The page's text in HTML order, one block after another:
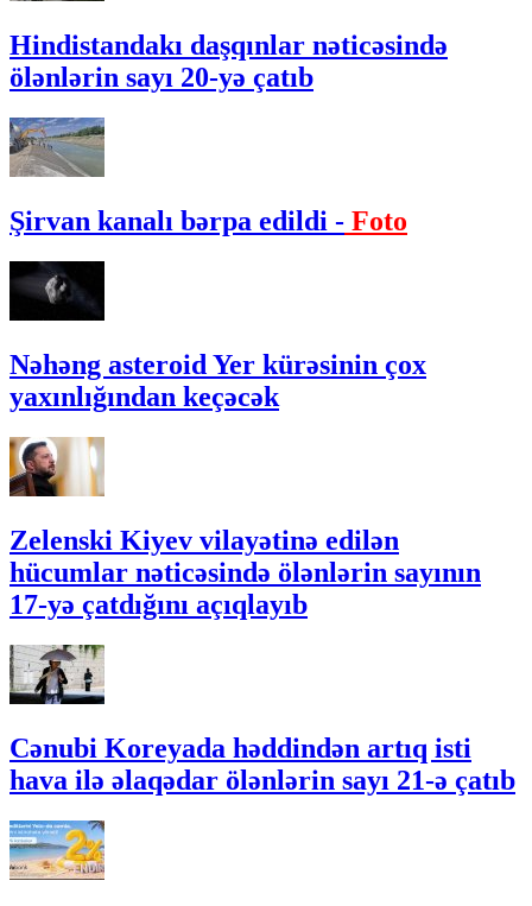
Hindistandakı daşqınlar nəticəsində
ölənlərin sayı 20-yə çatıb
Şirvan kanalı bərpa edildi - Foto
Nəhəng asteroid Yer kürəsinin çox
yaxınlığından keçəcək
Zelenski Kiyev vilayətinə edilən
hücumlar nəticəsində ölənlərin sayının
17-yə çatdığını açıqlayıb
Cənubi Koreyada həddindən artıq isti
hava ilə əlaqədar ölənlərin sayı 21-ə çatıb